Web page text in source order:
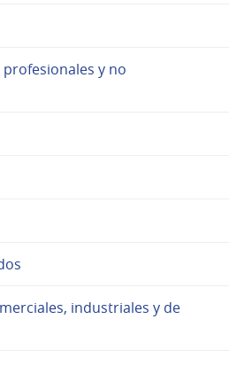
y no
industriales y de